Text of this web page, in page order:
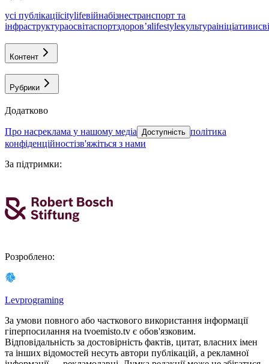
усі публікаціїcitylifeвійнабізнестранспорт та
інфраструктураосвітаспортздоровʼяlifestyleкультураініціативи
Контент
Рубрики
Додатково
про насреклама у нашому медіа Доступність політика
конфіденційностізв'яжіться з нами
За підтримки:
Розроблено:
Levprograming
За умови повного або часткового використання iнформацiї
гіперпосилання на tvoemisto.tv є обов'язковим.
Відповідальність за достовірність фактів, цитат, власних імен
та інших відомостей несуть автори публікацій, а рекламної